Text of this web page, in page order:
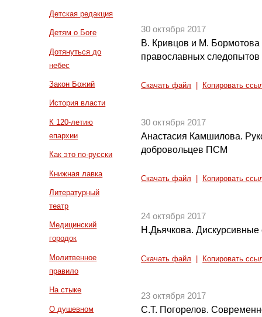
Детская редакция
Детям о Боге
Дотянуться до
небес
Закон Божий
История власти
К 120-летию
епархии
Как это по-русски
Книжная лавка
Литературный
театр
Медицинский
городок
Молитвенное
правило
На стыке
О душевном
30 октября 2017
В. Кривцов и М. Бормотова
православных следопытов
Скачать файл Копировать
30 октября 2017
Анастасия Камшилова.
добровольцев ПСМ
Скачать файл Копировать
24 октября 2017
Н.Дьячкова. Дискурсивные
Скачать файл Копировать
23 октября 2017
С.Т. Погорелов.